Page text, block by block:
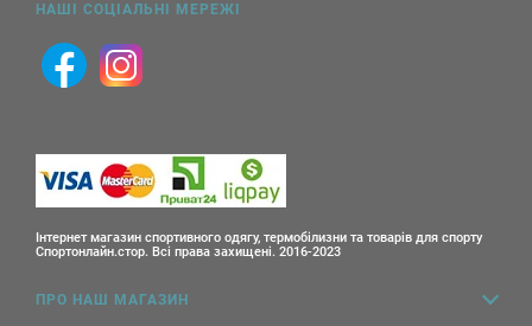
НАШІ СОЦІАЛЬНІ МЕРЕЖІ
Інтернет магазин спортивного одягу, термобілизни та товарів для спорту
Спортонлайн.стор. Всі права захищені. 2016-2023
ПРО НАШ МАГАЗИН